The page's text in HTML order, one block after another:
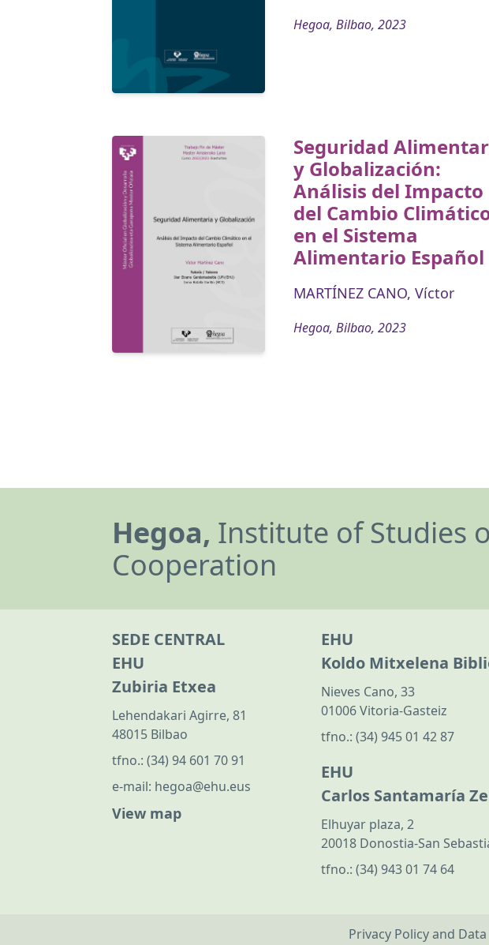
Hegoa, Bilbao, 2023
Seguridad
y Globalización:
Análisis del Impacto
del Cambio
en el Sistema
Alimentario Español
MARTÍNEZ CANO, Víctor
Hegoa, Bilbao, 2023
Hegoa, Institute of Studies
Cooperation
SEDE CENTRAL
EHU
Zubiria Etxea
Lehendakari Agirre, 81
48015 Bilbao
tfno.: (34) 94 601 70 91
e-mail: hegoa@ehu.eus
View map
EHU
Koldo Mitxelena
Nieves Cano, 33
01006 Vitoria-Gasteiz
tfno.: (34) 945 01 42 87
EHU
Carlos Santamaría
Elhuyar plaza, 2
20018 Donostia-San
tfno.: (34) 943 01 74 64
Privacy Policy and